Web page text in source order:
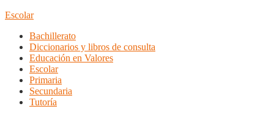
Escolar
Bachillerato
Diccionarios y libros de consulta
Educación en Valores
Escolar
Primaria
Secundaria
Tutoría